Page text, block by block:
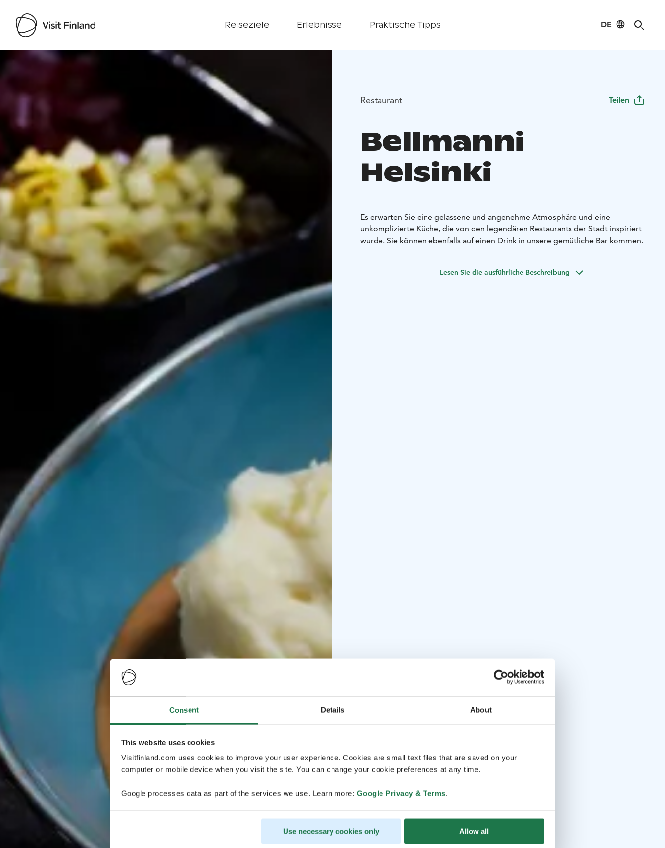
Consent Details About
This website uses cookies
Visitfinland.com uses cookies to improve your user experience. Cookies are small text files that are saved on your
computer or mobile device when you visit the site. You can change your cookie preferences at any time.
Google processes data as part of the services we use. Learn more: Google Privacy & Terms.
Use necessary cookies only Allow all
Reiseziele Erlebnisse Praktische Tipps DE
Visit Finland
Restaurant Teilen
Bellmanni
Helsinki
Es erwarten Sie eine gelassene und angenehme Atmosphäre und eine
unkomplizierte Küche, die von den legendären Restaurants der Stadt inspiriert
wurde. Sie können ebenfalls auf einen Drink in unsere gemütliche Bar kommen.
Lesen Sie die ausführliche Beschreibung